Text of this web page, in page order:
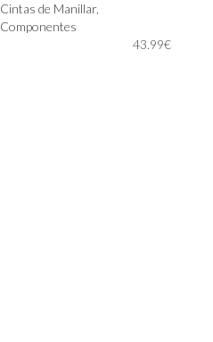
producto
tiene
Cintas de Manillar,
Componentes
43.99€